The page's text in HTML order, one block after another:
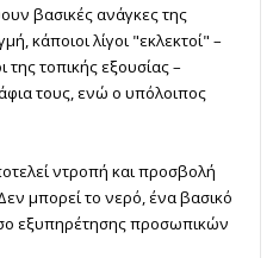
βασικές ανάγκες της
κάποιοι λίγοι "εκλεκτοί" –
της τοπικής εξουσίας –
τους, ενώ ο υπόλοιπος
ντροπή και προσβολή
μπορεί το νερό, ένα βασικό
εξυπηρέτησης προσωπικών